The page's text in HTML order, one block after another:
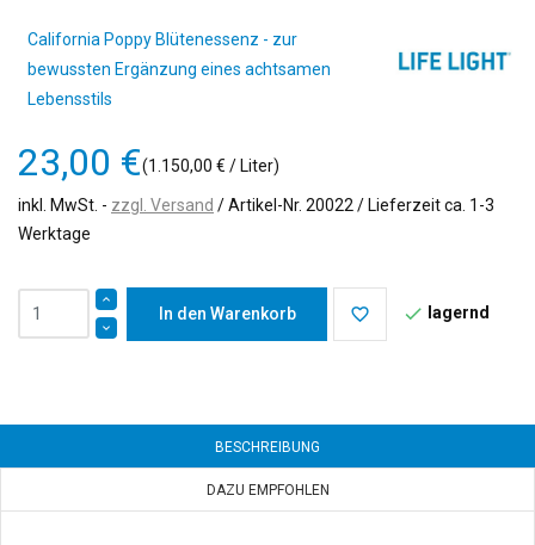
California Poppy Blütenessenz - zur
bewussten Ergänzung eines achtsamen
Lebensstils
23,00 €(1.150,00 € / Liter)
inkl. MwSt. zzgl. Versand / Artikel-Nr. 20022 / Lieferzeit ca. 1-3
Werktage
In den Warenkorb favorite_border  lagernd
BESCHREIBUNG
DAZU EMPFOHLEN